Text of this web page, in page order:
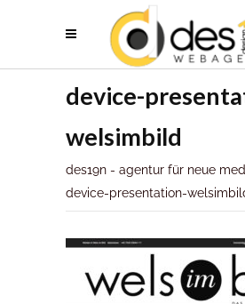
device-
welsimbild
des19n - agentur für neue
device-presentation-